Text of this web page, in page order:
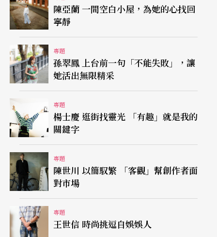
舞台服裝也並非永遠黑色，因為若是室內樂的演
出，就可以選擇顏色較活潑的禮服，每位演奏家選
好顏色，讓整體舞台繽紛亮眼，聽眾也能感染於室
內樂較輕鬆活力的一面。而即將於四月份舉辦個人
獨奏會的李宜錦，將演出李哲藝老師的作品並依據
本次主題「巴黎的天空下」，以亮麗的禮服顏色來
作詮釋，屆時定可讓聽眾眼睛一亮。
親子音樂會，巧扮福爾摩斯
另外在親子音樂會，這種最能與台下觀眾互動的音
樂會形式中，是李宜錦可以嘗試較具行動力的服裝
時刻。最近一次的萬聖節親子音樂會裡，李宜錦首
次在演出時穿上了馬褲馬靴的造型來扮演福爾摩
陳亞蘭 一間空白小屋，為她的心找回
寧靜
專題
孫翠鳳 上台前一句「不能失敗」，讓
她活出無限精采
專題
楊士慶 逛街找靈光 「有趣」就是我的
關鍵字
專題
陳世川 以簡馭繁 「客觀」幫創作者面
對市場
專題
王世信 時尚挑逗自娛娛人